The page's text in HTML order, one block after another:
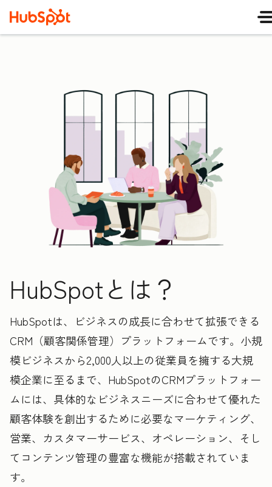
HubSpotとは？
HubSpotは、ビジネスの成長に合わせて拡張できる
CRM（顧客関係管理）プラットフォームです。小規
模ビジネスから2,000人以上の従業員を擁する大規
模企業に至るまで、HubSpotのCRMプラットフォー
ムには、具体的なビジネスニーズに合わせて優れた
顧客体験を創出するために必要なマーケティング、
営業、カスタマーサービス、オペレーション、そし
てコンテンツ管理の豊富な機能が搭載されていま
す。